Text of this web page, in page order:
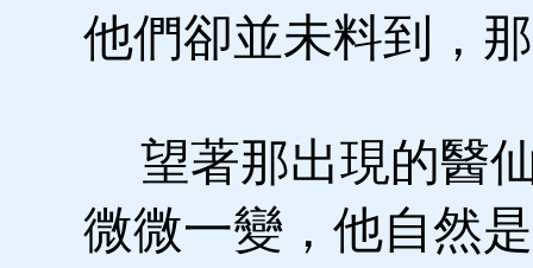
他們卻並未料到，
望著那出現的醫
微微一變，他自然